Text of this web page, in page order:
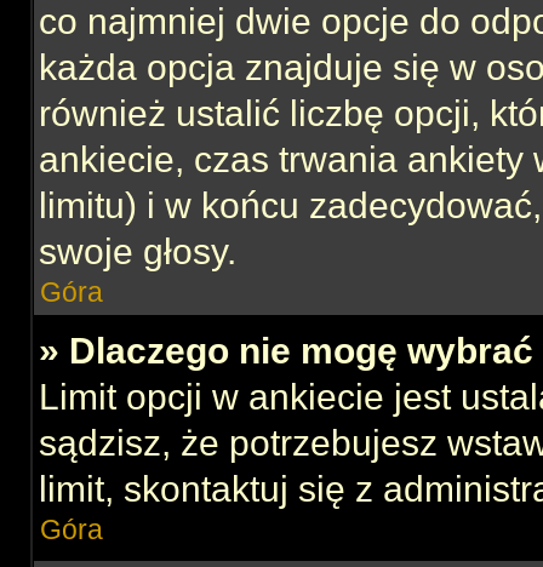
co najmniej dwie opcje do
każda opcja znajduje się w
również ustalić liczbę opcji,
ankiecie, czas trwania ankiety
limitu) i w końcu
swoje głosy.
Góra
» Dlaczego nie mogę
Limit opcji w ankiecie jest
sądzisz, że potrzebujesz
limit, skontaktuj się z
Góra